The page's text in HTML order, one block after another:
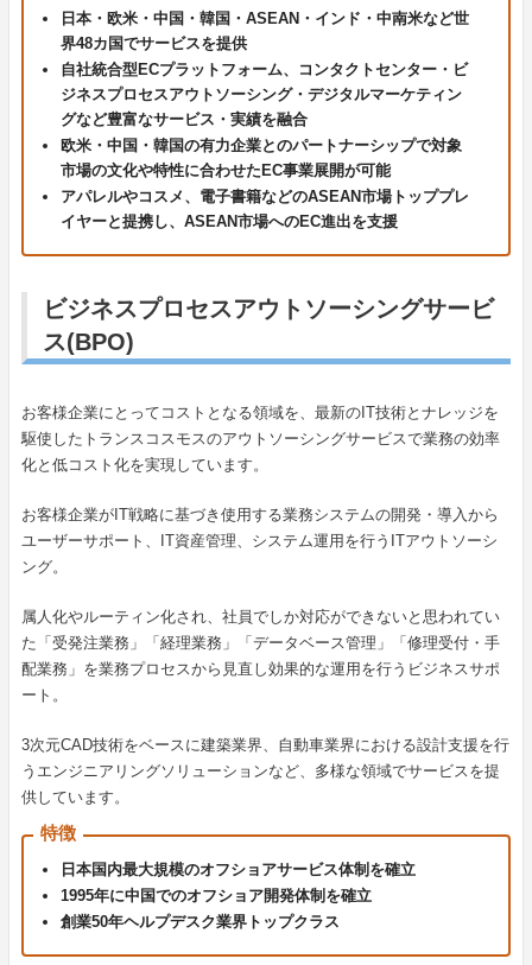
日本・欧米・中国・韓国・ASEAN・インド・中南米など世
界48カ国でサービスを提供
自社統合型ECプラットフォーム、コンタクトセンター・ビ
ジネスプロセスアウトソーシング・デジタルマーケティン
グなど豊富なサービス・実績を融合
欧米・中国・韓国の有力企業とのパートナーシップで対象
市場の文化や特性に合わせたEC事業展開が可能
アパレルやコスメ、電子書籍などのASEAN市場トッププレ
イヤーと提携し、ASEAN市場へのEC進出を支援
ビジネスプロセスアウトソーシングサービ
ス(BPO)
お客様企業にとってコストとなる領域を、最新のIT技術とナレッジを
駆使したトランスコスモスのアウトソーシングサービスで業務の効率
化と低コスト化を実現しています。
お客様企業がIT戦略に基づき使用する業務システムの開発・導入から
ユーザーサポート、IT資産管理、システム運用を行うITアウトソーシ
ング。
属人化やルーティン化され、社員でしか対応ができないと思われてい
た「受発注業務」「経理業務」「データベース管理」「修理受付・手
配業務」を業務プロセスから見直し効果的な運用を行うビジネスサポ
ート。
3次元CAD技術をベースに建築業界、自動車業界における設計支援を行
うエンジニアリングソリューションなど、多様な領域でサービスを提
供しています。
特徴
日本国内最大規模のオフショアサービス体制を確立
1995年に中国でのオフショア開発体制を確立
創業50年ヘルプデスク業界トップクラス